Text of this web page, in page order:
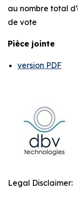
au nombre total
de vote
Pièce jointe
version PDF
Legal Disclaimer: